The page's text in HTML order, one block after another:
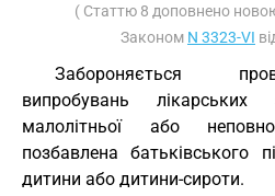
( Статтю 8 доповнено
Законом N 3323-VI
Забороняється
випробувань
малолітньої або
позбавлена батьківського
дитини або дитини-сироти.